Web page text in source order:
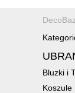
Bluzki i
Koszule